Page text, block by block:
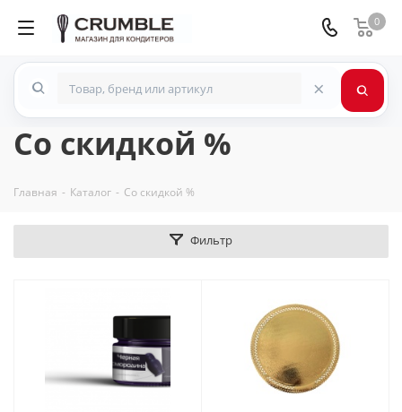
0
×
Со скидкой %
Главная - Каталог - Со скидкой %
Фильтр